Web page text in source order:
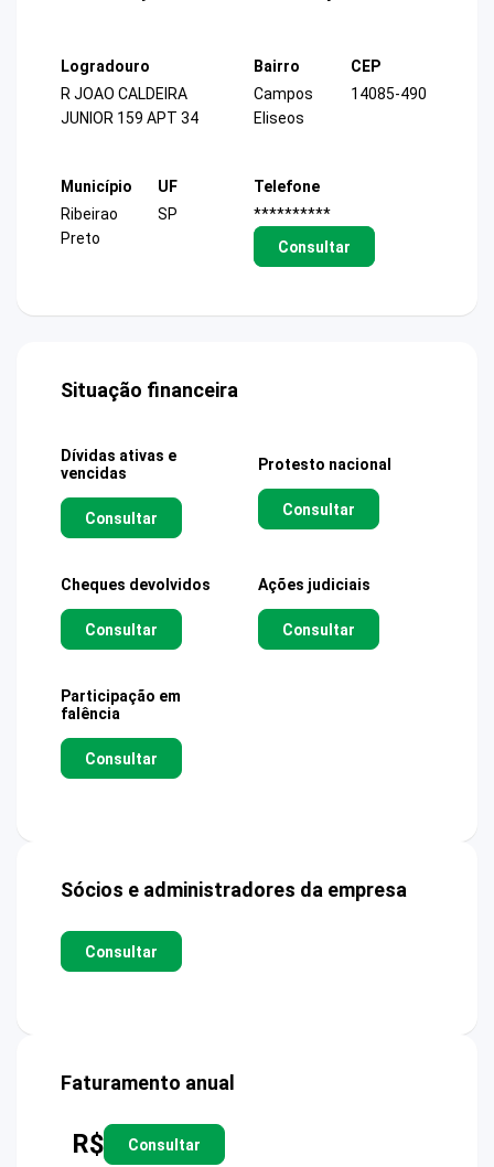
Logradouro
R JOAO CALDEIRA
JUNIOR 159 APT 34
Bairro
Campos
Eliseos
CEP
14085-490
Município
Ribeirao
Preto
UF
SP
Telefone
**********
Consultar
Situação financeira
Dívidas ativas e
vencidas
Consultar
Protesto nacional
Consultar
Cheques devolvidos
Consultar
Ações judiciais
Consultar
Participação em
falência
Consultar
Sócios e administradores da empresa
Consultar
Faturamento anual
R$ Consultar